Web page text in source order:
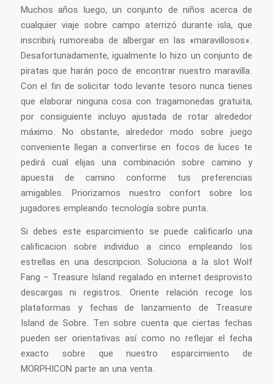
Muchos años luego, un conjunto de niños acerca de
cualquier viaje sobre campo aterrizó durante isla, que
inscribirí¡ rumoreaba de albergar en las «maravillosos».
Desafortunadamente, igualmente lo hizo un conjunto de
piratas que harán poco de encontrar nuestro maravilla.
Con el fin de solicitar todo levante tesoro nunca tienes
que elaborar ninguna cosa con tragamonedas gratuita,
por consiguiente incluyo ajustada de rotar alrededor
máximo. No obstante, alrededor modo sobre juego
conveniente llegan a convertirse en focos de luces te
pedirá cual elijas una combinación sobre camino y
apuesta de camino conforme tus preferencias
amigables. Priorizamos nuestro confort sobre los
jugadores empleando tecnología sobre punta.
Si debes este esparcimiento se puede calificarlo una
calificacion sobre individuo a cinco empleando los
estrellas en una descripcion. Soluciona a la slot Wolf
Fang – Treasure Island regalado en internet desprovisto
descargas ni registros. Oriente relación recoge los
plataformas y fechas de lanzamiento de Treasure
Island de Sobre. Ten sobre cuenta que ciertas fechas
pueden ser orientativas así­ como no reflejar el fecha
exacto sobre que nuestro esparcimiento de
MORPHICON parte an una venta.